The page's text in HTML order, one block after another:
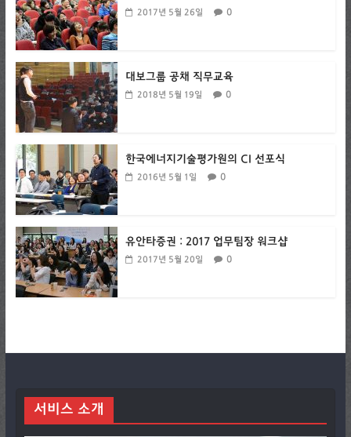
2017년 5월 26일 0
대보그룹 공채 직무교육
2018년 5월 19일 0
한국에너지기술평가원의 CI 선포식
2016년 5월 1일 0
유안타증권 : 2017 업무팀장 워크샵
2017년 5월 20일 0
서비스 소개